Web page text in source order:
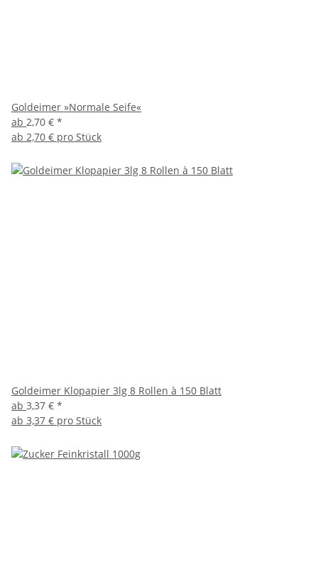
Goldeimer »Normale Seife«
ab 2,70 € *
ab 2,70 € pro Stück
Goldeimer Klopapier 3lg 8 Rollen à 150 Blatt
ab 3,37 € *
ab 3,37 € pro Stück